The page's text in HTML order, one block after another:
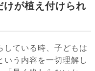
けが植え付けられ
している時、子どもは
いう内容を一切理解し